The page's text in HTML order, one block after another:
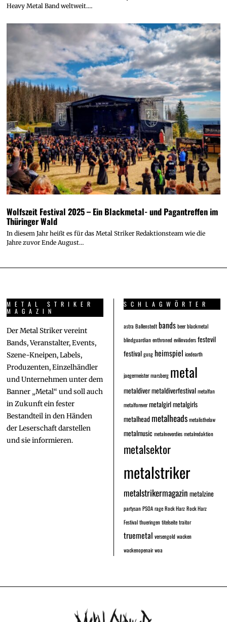
Heavy Metal Band weltweit.…
Wolfszeit Festival 2025 – Ein Blackmetal- und Pagantreffen im
Thüringer Wald
In diesem Jahr heißt es für das Metal Striker Redaktionsteam wie die
Jahre zuvor Ende August…
METAL STRIKER
MAGAZIN
Der Metal Striker vereint
Bands, Veranstalter, Events,
Szene-Kneipen, Labels,
Produzenten, Einzelhändler
und Unternehmen unter dem
Banner „Metal“ und soll auch
in Zukunft ein fester
Bestandteil in den Händen
der Leserschaft darstellen
und sie informieren.
SCHLAGWÖRTER
astra Ballenstedtbandsbeerblackmetal
blindguardianenthronedevilinvadersfestevil
festivalgusgheimspiel icedearth
jaegermeistermarsberg metal
metaldivermetaldiverfestivalmetalfan
metalforevermetalgirlmetalgirls
metalhead metalheadsmetalisthelaw
metalmusic metalneverdiesmetalredaktion
metalsektor
metalstriker
metalstrikermagazin metalzine
partysanPSOArageRock HarzRock Harz
Festivalthueringentitelseitetraitor
truemetal versengoldwacken
wackenopenairwoa